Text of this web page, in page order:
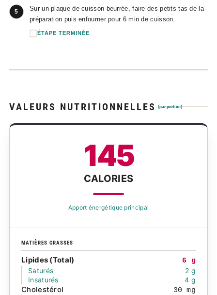
5
Sur un plaque de cuisson beurrée, faire des petits tas de la
préparation puis enfourner pour 6 min de cuisson.
ÉTAPE TERMINÉE
VALEURS NUTRITIONNELLES (par portion)
145
CALORIES
Apport énergétique principal
MATIÈRES GRASSES
Lipides (Total)
6 g
Saturés
2 g
Insaturés
4 g
Cholestérol 30 mg